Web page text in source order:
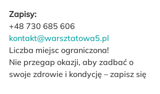
Zapisy:
+48 730 685 606
kontakt@warsztatowa5.pl
Liczba miejsc ograniczona!
Nie przegap okazji, aby zadbać o
swoje zdrowie i kondycję – zapisz się